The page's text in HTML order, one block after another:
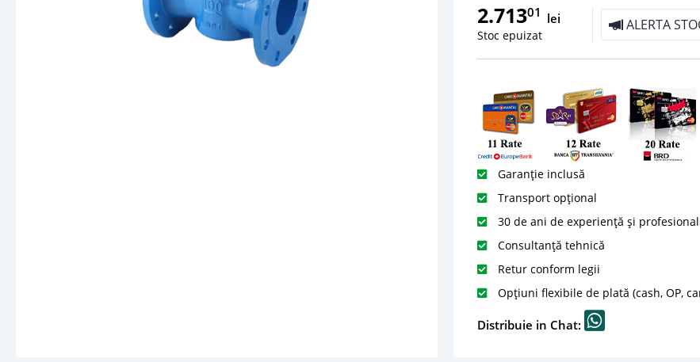
2.71301 lei
Stoc epuizat
ALERTA
Garanție inclusă
Transport opțional
30 de ani de experiență și
Consultanță tehnică
Retur conform legii
Opțiuni flexibile de plată (cash, OP,
Distribuie in Chat: